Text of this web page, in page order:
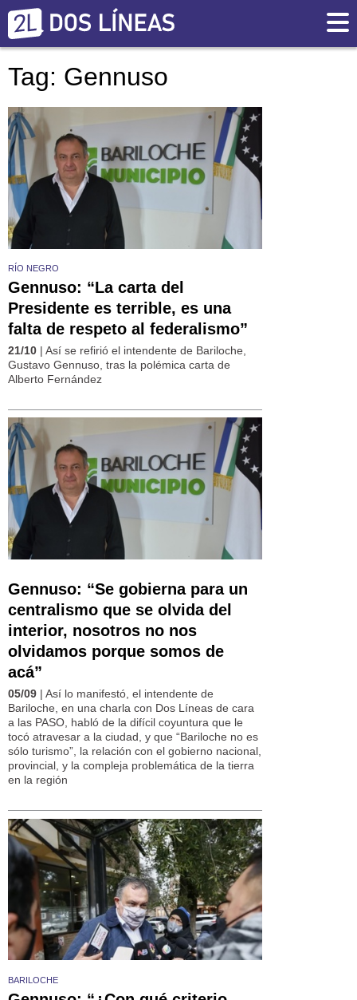
Tag: Gennuso
RÍO NEGRO
Gennuso: “La carta del
Presidente es terrible, es una
falta de respeto al federalismo”
21/10 | Así se refirió el intendente de Bariloche,
Gustavo Gennuso, tras la polémica carta de
Alberto Fernández
Gennuso: “Se gobierna para un
centralismo que se olvida del
interior, nosotros no nos
olvidamos porque somos de
acá”
05/09 | Así lo manifestó, el intendente de
Bariloche, en una charla con Dos Líneas de cara
a las PASO, habló de la difícil coyuntura que le
tocó atravesar a la ciudad, y que “Bariloche no es
sólo turismo”, la relación con el gobierno nacional,
provincial, y la compleja problemática de la tierra
en la región
BARILOCHE